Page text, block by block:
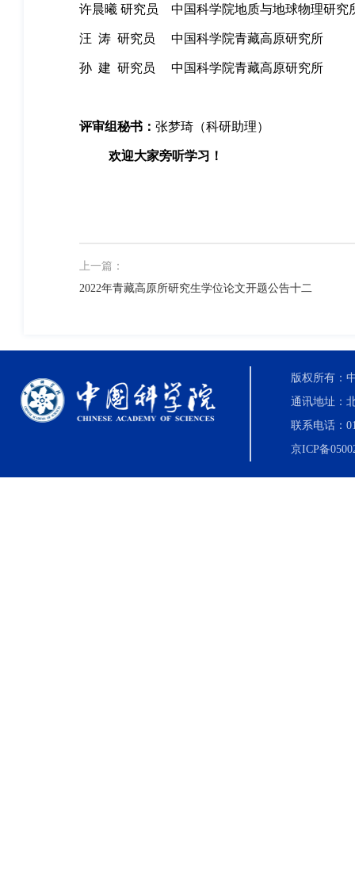
许晨曦 研究员 中国科学院地质与地球物理研究
汪 涛 研究员 中国科学院青藏高原研究所
孙 建 研究员 中国科学院青藏高原研究所
评审组秘书： 张梦琦（科研助理）
欢迎大家旁听学习！
上一篇：
2022年青藏高原所研究生学位论文开题公告十二
版权所有：
通讯地址：
联系电话：
京ICP备